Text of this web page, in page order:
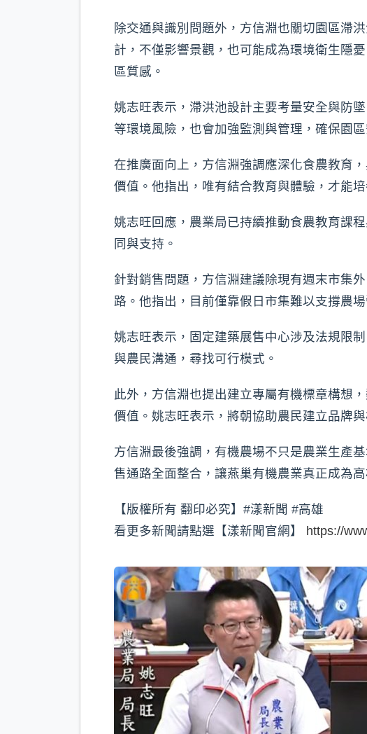
除交通與識別問題外，方信淵也關切園區滯
計，不僅影響景觀，也可能成為環境衛生隱
區質感。
姚志旺表示，滯洪池設計主要考量安全與防
等環境風險，也會加強監測與管理，確保園區
在推廣面向上，方信淵強調應深化食農教育
價值。他指出，唯有結合教育與體驗，才能
姚志旺回應，農業局已持續推動食農教育課
同與支持。
針對銷售問題，方信淵建議除現有週末市集
路。他指出，目前僅靠假日市集難以支撐農
姚志旺表示，固定建築展售中心涉及法規限
與農民溝通，尋找可行模式。
此外，方信淵也提出建立專屬有機標章構想
價值。姚志旺表示，將朝協助農民建立品牌
方信淵最後強調，有機農場不只是農業生產
售通路全面整合，讓燕巢有機農業真正成為高
【版權所有 翻印必究】#漾新聞 #高雄
看更多新聞請點選【漾新聞官網】 https://